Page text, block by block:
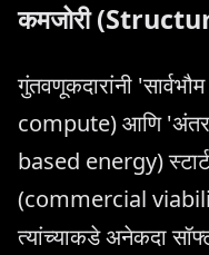
कमजोरी
गुंतवणूकदारांनी
compute) आणि
based energy)
(commercial
त्यांच्याकडे अनेकदा